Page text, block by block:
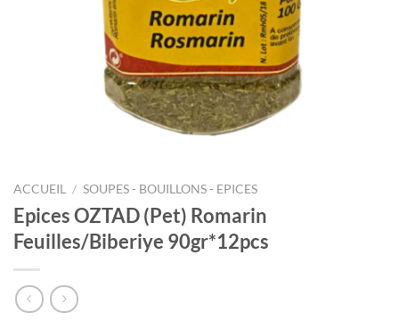
ACCUEIL / SOUPES - BOUILLONS - EPICES
Epices OZTAD (Pet) Romarin
Feuilles/Biberiye 90gr*12pcs